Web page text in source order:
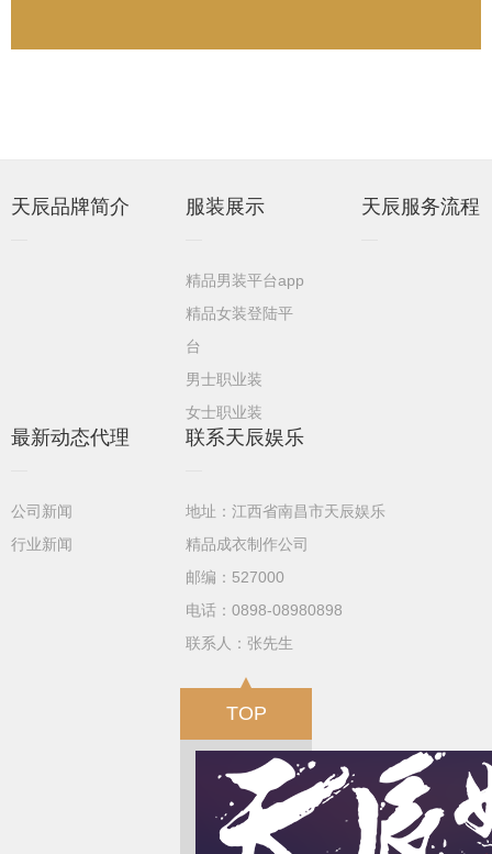
天辰品牌简介 服装展示
精品男装平台app
精品女装登陆平
台
男士职业装
女士职业装
天辰服务流程
最新动态代理
公司新闻
行业新闻
联系天辰娱乐
地址：江西省南昌市天辰娱乐
精品成衣制作公司
邮编：527000
电话：0898-08980898
联系人：张先生
TOP